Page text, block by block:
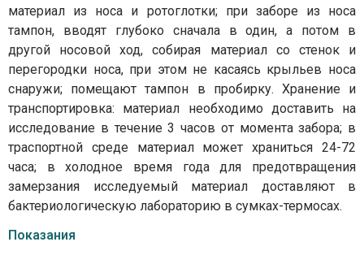
материал из носа и ротоглотки; при заборе из носа
тампон, вводят глубоко сначала в один, а потом в
другой носовой ход, собирая материал со стенок и
перегородки носа, при этом не касаясь крыльев носа
снаружи; помещают тампон в пробирку. Хранение и
транспортировка: материал необходимо доставить на
исследование в течение 3 часов от момента забора; в
траспортной среде материал может храниться 24-72
часа; в холодное время года для предотвращения
замерзания исследуемый материал доставляют в
бактериологическую лабораторию в сумках-термосах.
Показания